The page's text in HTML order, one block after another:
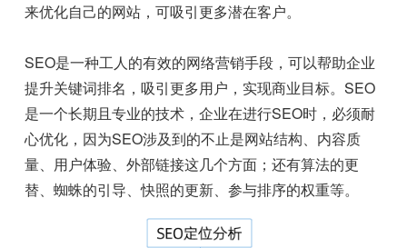
来优化自己的网站，可吸引更多潜在客户。
SEO是一种工人的有效的网络营销手段，可以帮助企业
提升关键词排名，吸引更多用户，实现商业目标。SEO
是一个长期且专业的技术，企业在进行SEO时，必须耐
心优化，因为SEO涉及到的不止是网站结构、内容质
量、用户体验、外部链接这几个方面；还有算法的更
替、蜘蛛的引导、快照的更新、参与排序的权重等。